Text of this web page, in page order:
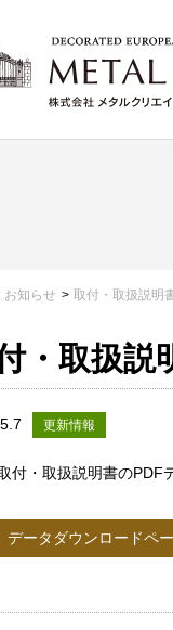
お知らせ 取付・取扱説明
・取扱説
更新情報
付・取扱説明書のPDF
データダウンロードペ